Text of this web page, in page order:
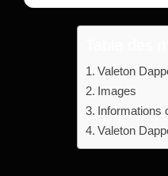
Valeton
Images
Informations
Valeton